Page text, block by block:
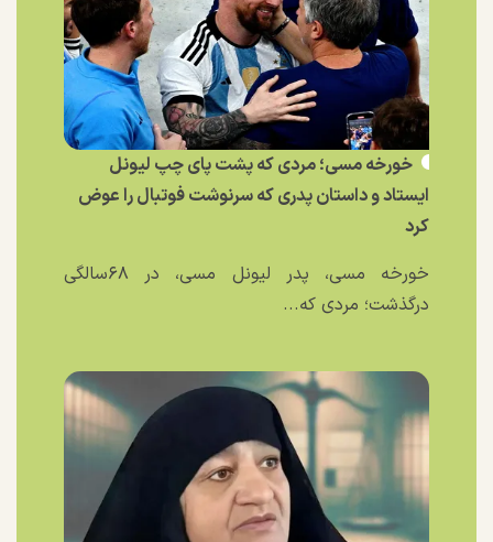
خورخه مسی؛ مردی که پشت پای چپ لیونل
ایستاد و داستان پدری که سرنوشت فوتبال را عوض
کرد
خورخه مسی، پدر لیونل مسی، در ۶۸سالگی
درگذشت؛ مردی که...